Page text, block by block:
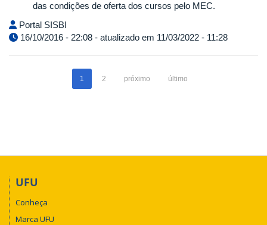
das condições de oferta dos cursos pelo MEC.
Portal SISBI
16/10/2016 - 22:08 - atualizado em 11/03/2022 - 11:28
1 2 próximo último
UFU
Conheça
Marca UFU